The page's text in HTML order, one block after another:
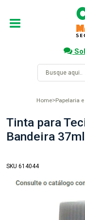
Home Papelaria
Tinta para
Bandeira 37ml
SKU 614044